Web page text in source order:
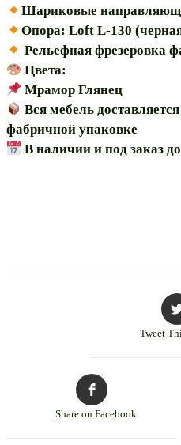
Шариковые
Опора: Loft L-130
Рельефная фрезеровка
Цвета:
Мрамор Глянец
Вся мебель
фабричной упаковке
В наличии и под заказ
Tweet
Share on Facebook